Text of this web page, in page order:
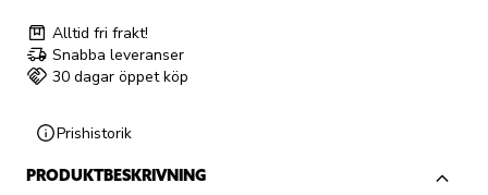
Alltid fri frakt!
Snabba leveranser
30 dagar öppet köp
Prishistorik
PRODUKTBESKRIVNING